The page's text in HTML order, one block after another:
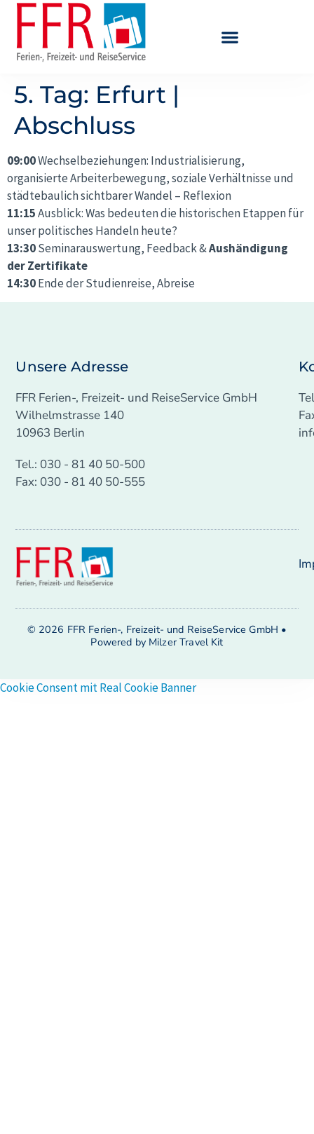
5. Tag: Erfurt |
Abschluss
09:00Wechselbeziehungen: Industrialisierung,
organisierte Arbeiterbewegung, soziale Verhältnisse und
städtebaulich sichtbarer Wandel – Reflexion
11:15Ausblick: Was bedeuten die historischen Etappen für
unser politisches Handeln heute?
13:30Seminarauswertung, Feedback &Aushändigung
der Zertifikate
14:30Ende der Studienreise, Abreise
Unsere Adresse
FFR Ferien-, Freizeit- und ReiseService GmbH
Wilhelmstrasse 140
10963 Berlin
Tel.: 030 - 81 40 50-500
Fax: 030 - 81 40 50-555
© 2026 FFR Ferien-, Freizeit- und ReiseService GmbH •
Powered by Milzer Travel Kit
Cookie Consent mit Real Cookie Banner